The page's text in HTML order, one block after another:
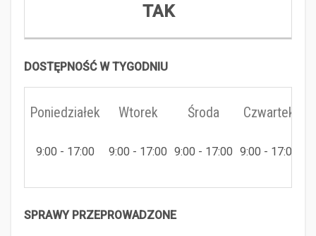
TAK
DOSTĘPNOŚĆ W TYGODNIU
Poniedziałek Wtorek Środa Czwartek
9:00 - 17:00 9:00 - 17:00 9:00 - 17:00 9:00 - 17:00
SPRAWY PRZEPROWADZONE